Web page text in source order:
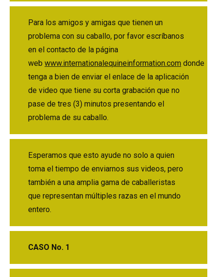
Para los amigos y amigas que tienen un
problema con su caballo, por favor escríbanos
en el contacto de la página
web www.internationalequineinformation.com donde
tenga a bien de enviar el enlace de la aplicación
de video que tiene su corta grabación que no
pase de tres (3) minutos presentando el
problema de su caballo.
Esperamos que esto ayude no solo a quien
toma el tiempo de enviarnos sus videos, pero
también a una amplia gama de caballeristas
que representan múltiples razas en el mundo
entero.
CASO No. 1